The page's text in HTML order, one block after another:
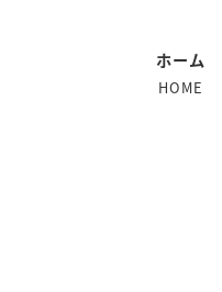
ホーム
HOME